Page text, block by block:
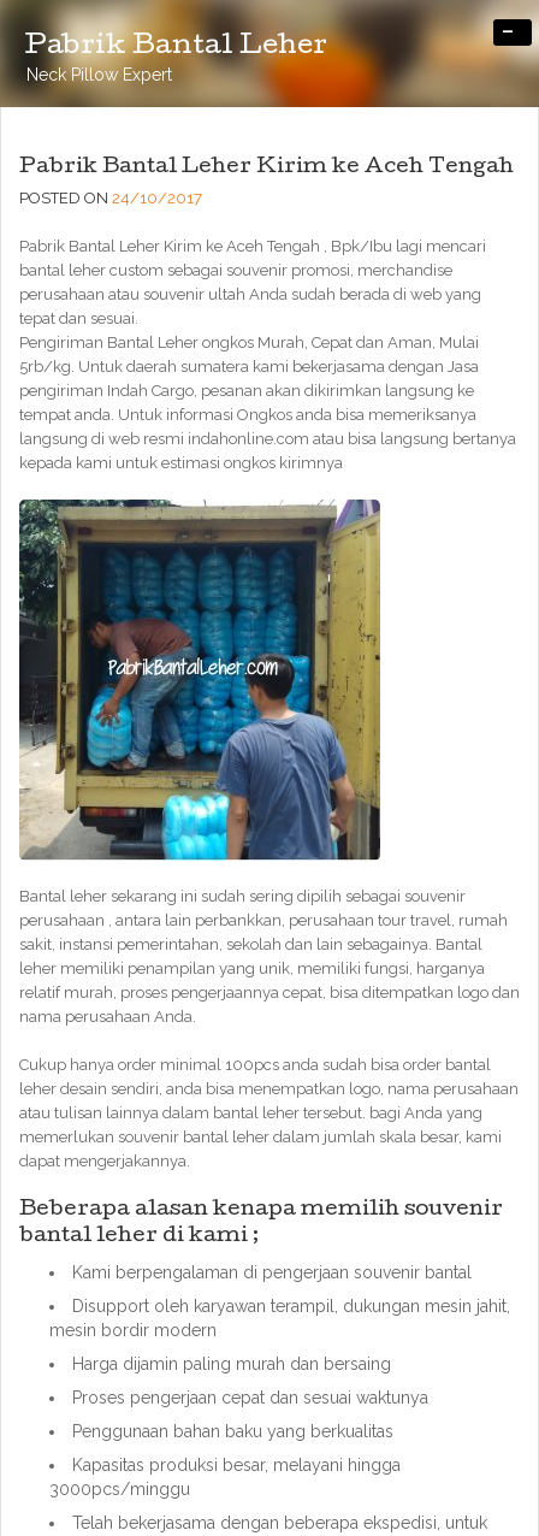
Pabrik Bantal Leher
Neck Pillow Expert
-
Pabrik Bantal Leher Kirim ke Aceh Tengah
POSTED ON 24/10/2017
Pabrik Bantal Leher Kirim ke Aceh Tengah , Bpk/Ibu lagi mencari
bantal leher custom sebagai souvenir promosi, merchandise
perusahaan atau souvenir ultah Anda sudah berada di web yang
tepat dan sesuai.
Pengiriman Bantal Leher ongkos Murah, Cepat dan Aman, Mulai
5rb/kg. Untuk daerah sumatera kami bekerjasama dengan Jasa
pengiriman Indah Cargo, pesanan akan dikirimkan langsung ke
tempat anda. Untuk informasi Ongkos anda bisa memeriksanya
langsung di web resmi indahonline.com atau bisa langsung bertanya
kepada kami untuk estimasi ongkos kirimnya
Bantal leher sekarang ini sudah sering dipilih sebagai souvenir
perusahaan , antara lain perbankkan, perusahaan tour travel, rumah
sakit, instansi pemerintahan, sekolah dan lain sebagainya. Bantal
leher memiliki penampilan yang unik, memiliki fungsi, harganya
relatif murah, proses pengerjaannya cepat, bisa ditempatkan logo dan
nama perusahaan Anda.
Cukup hanya order minimal 100pcs anda sudah bisa order bantal
leher desain sendiri, anda bisa menempatkan logo, nama perusahaan
atau tulisan lainnya dalam bantal leher tersebut. bagi Anda yang
memerlukan souvenir bantal leher dalam jumlah skala besar, kami
dapat mengerjakannya.
Beberapa alasan kenapa memilih souvenir
bantal leher di kami ;
Kami berpengalaman di pengerjaan souvenir bantal
Disupport oleh karyawan terampil, dukungan mesin jahit,
mesin bordir modern
Harga dijamin paling murah dan bersaing
Proses pengerjaan cepat dan sesuai waktunya
Penggunaan bahan baku yang berkualitas
Kapasitas produksi besar, melayani hingga
3000pcs/minggu
Telah bekerjasama dengan beberapa ekspedisi, untuk